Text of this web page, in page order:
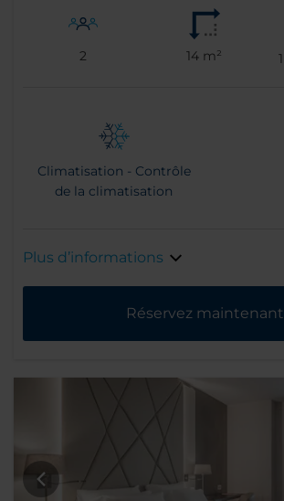
2 14 m² 1
Climatisation - Contrôle
de la climatisation
Plus d’informations
Réservez maintenant